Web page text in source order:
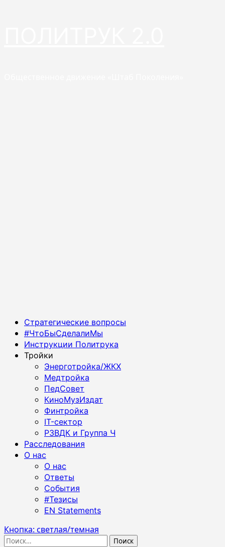
Основное
меню
Стратегические вопросы
#ЧтоБыСделалиМы
Инструкции Политрука
Тройки
Энерготройка/ЖКХ
Медтройка
ПедСовет
КиноМузИздат
Финтройка
IT-сектор
РЗВДК и Группа Ч
Расследования
О нас
О нас
Ответы
События
#Тезисы
EN Statements
Кнопка: светлая/темная
Найти: